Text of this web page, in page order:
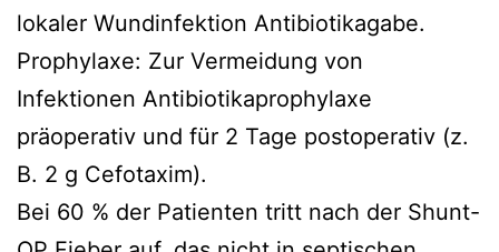
lokaler Wundinfektion Antibiotikagabe.
Prophylaxe: Zur Vermeidung von
Infektionen Antibiotikaprophylaxe
präoperativ und für 2 Tage postoperativ (z.
B. 2 g Cefotaxim).
Bei 60 % der Patienten tritt nach der Shunt-